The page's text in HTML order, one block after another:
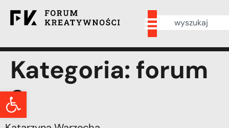
Otwórz pasek narzędzi
Kategoria: forum
2